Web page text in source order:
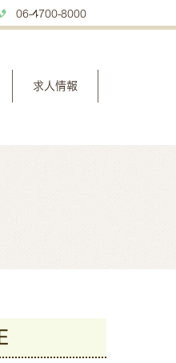
06-4700-8000
求人情報